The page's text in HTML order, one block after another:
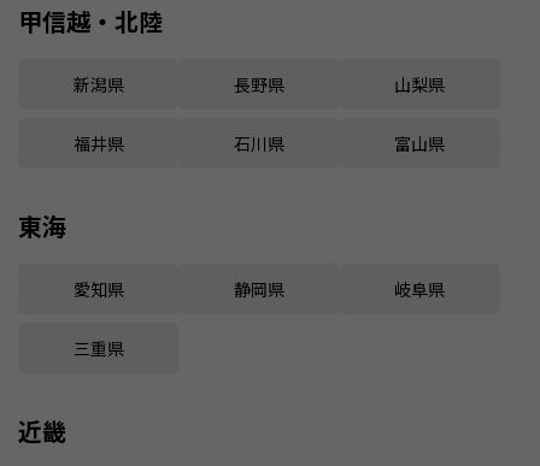
甲信越・北陸
新潟県 長野県 山梨県
福井県 石川県 富山県
東海
愛知県 静岡県 岐阜県
三重県
近畿